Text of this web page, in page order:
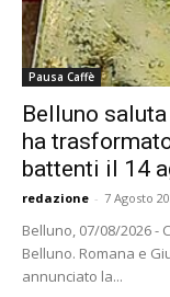
Pausa Caffè
Belluno saluta
ha
battenti il 14
redazione - 7 Agosto
Belluno, 07/08/2026 -
Belluno. Romana e
annunciato la...